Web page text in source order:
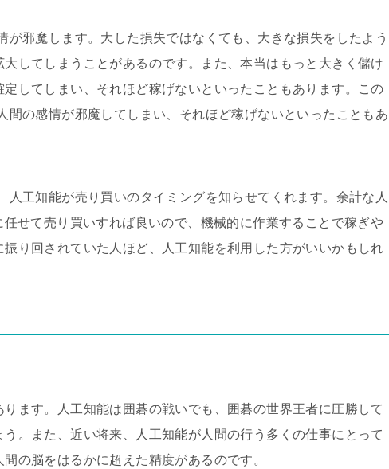
が邪魔します。大した損失ではなくても、大きな損失をしたよう
してしまうことがあるのです。また、本当はもっと大きく儲け
してしまい、それほど稼げないといったこともあります。この
間の感情が邪魔してしまい、それほど稼げないといったこともあ
人工知能が売り買いのタイミングを知らせてくれます。余計な人
せて売り買いすれば良いので、機械的に作業することで稼ぎや
り回されていた人ほど、人工知能を利用した方がいいかもしれ
ます。人工知能は囲碁の戦いでも、囲碁の世界王者に圧勝して
。また、近い将来、人工知能が人間の行う多くの仕事にとって
の脳をはるかに超えた精度があるのです。